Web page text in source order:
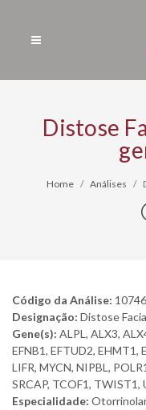
Distose
Home Análises
Código da Análise: 10746
Designação: Distose
Gene(s): ALPL, ALX3,
EFNB1, EFTUD2, EHMT1,
LIFR, MYCN, NIPBL,
SRCAP, TCOF1, TWIST1,
Especialidade: